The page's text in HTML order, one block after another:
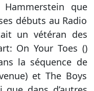
que
débuts au Radio
un vétéran des
On Your Toes ()
la séquence de
et The Boys